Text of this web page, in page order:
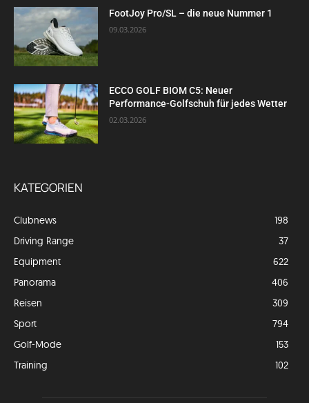
FootJoy Pro/SL – die neue Nummer 1
09.03.2026
ECCO GOLF BIOM C5: Neuer
Performance-Golfschuh für jedes Wetter
02.03.2026
KATEGORIEN
Clubnews
198
Driving Range
37
Equipment
622
Panorama
406
Reisen
309
Sport
794
Golf-Mode
153
Training
102